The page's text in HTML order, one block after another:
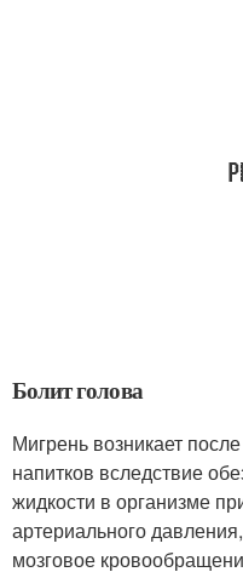
Болит голова
Мигрень возникает
напитков вследствие
жидкости в организме
артериального
мозговое